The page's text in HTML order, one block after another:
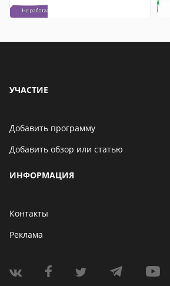
УЧАСТИЕ
Добавить программу
Добавить обзор или статью
ИНФОРМАЦИЯ
Контакты
Реклама